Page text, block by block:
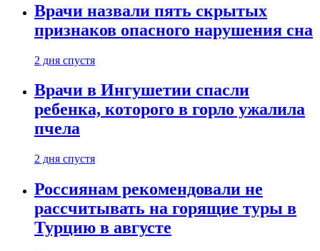
Врачи назвали пять скрытых
признаков опасного нарушения сна
2 дня спустя
Врачи в Ингушетии спасли
ребенка, которого в горло ужалила
пчела
2 дня спустя
Россиянам рекомендовали не
рассчитывать на горящие туры в
Турцию в августе